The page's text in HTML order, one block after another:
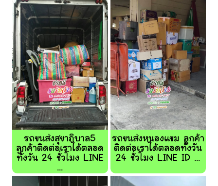
รถขนส่งสุขาภิบาล5
ลูกค้าติดต่อเราได้ตลอด
ทั้งวัน 24 ชั่วโมง LINE
...
รถขนส่งหนองแขม ลูกค้า
ติดต่อเราได้ตลอดทั้งวัน
24 ชั่วโมง LINE ID ...